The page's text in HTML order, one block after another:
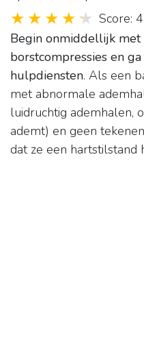
Score:
Begin onmiddellijk met
borstcompressies en
hulpdiensten. Als een
met abnormale
luidruchtig ademhalen,
ademt) en geen
dat ze een hartstilstand